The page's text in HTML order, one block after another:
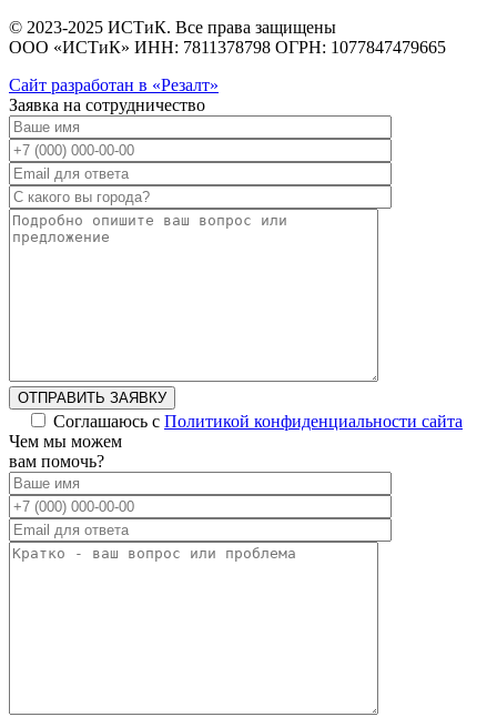
© 2023-2025 ИСТиК. Все права защищены
ООО «ИСТиК» ИНН: 7811378798 ОГРН: 1077847479665
Сайт разработан в «Резалт»
Заявка на сотрудничество
ОТПРАВИТЬ ЗАЯВКУ
Соглашаюсь с Политикой конфиденциальности сайта
Чем мы можем
вам помочь?